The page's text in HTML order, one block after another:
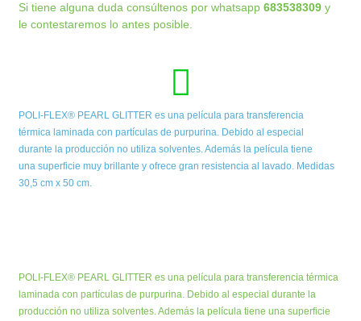
Si tiene alguna duda consúltenos por whatsapp683538309 y
le contestaremos lo antes posible.
POLI-FLEX® PEARL GLITTER es una película para transferencia
térmica laminada con partículas de purpurina. Debido al especial
durante la producción no utiliza solventes. Además la película tiene
una superficie muy brillante y ofrece gran resistencia al lavado. Medidas
30,5 cm x 50 cm.
POLI-FLEX® PEARL GLITTER es una película para transferencia térmica
laminada con partículas de purpurina. Debido al especial durante la
producción no utiliza solventes. Además la película tiene una superficie